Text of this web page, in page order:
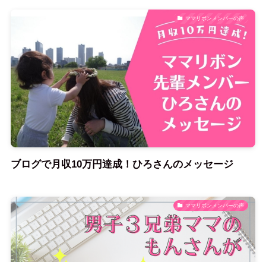
ママリボンメンバーの声
ブログで月収10万円達成！ひろさんのメッセージ
ママリボンメンバーの声